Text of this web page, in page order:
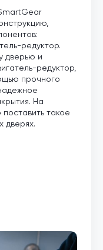
редуктор.
дверью и
редуктор,
прочного
На
такое
дверях.